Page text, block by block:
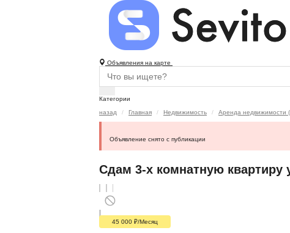
Объявления на карте
Категории
назад
Главная Недвижимость Аренда недвижимости
Объявление снято с публикации
Сдам 3-х комнатную квартиру
45 000 ₽/Месяц